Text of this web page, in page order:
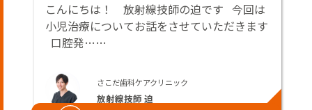
こんにちは！ 放射線技師の迫です 今回は
小児治療についてお話をさせていただきます
口腔発……
さこだ歯科ケアクリニック
放射線技師 迫